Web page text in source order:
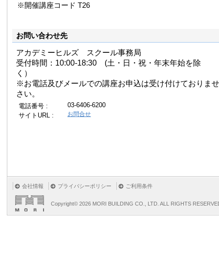
※開催講座コード T26
お問い合わせ先
アカデミーヒルズ スクール事務局
受付時間：10:00-18:30 (土・日・祝・年末年始を除
く）
※お電話及びメールでの講座お申込は受け付けておりま
さい。
電話番号 :
03-6406-6200
サイトURL :
お問合せ
会社情報 プライバシーポリシー ご利用条件
Copyright© 2026 MORI BUILDING CO., LTD. ALL RIGHTS